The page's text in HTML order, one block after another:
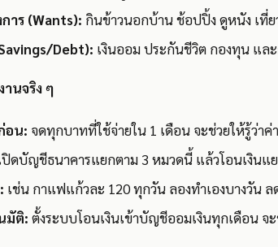
าร (Wants): กินข้าวนอกบ้าน ช้อปปิ้ง ดูหนัง เที่ย
Debt): เงินออม ประกันชีวิต กองทุน แล
นจริง ๆ
อน: จดทุกบาทที่ใช้จ่ายใน 1 เดือน จะช่วยให้รู้ว่าค่
ปิดบัญชีธนาคารแยกตาม 3 หมวดนี้ แล้วโอนเงินแ
เช่น กาแฟแก้วละ 120 ทุกวัน ลองทำเองบางวัน
มัติ: ตั้งระบบโอนเงินเข้าบัญชีออมเงินทุกเดือน จ